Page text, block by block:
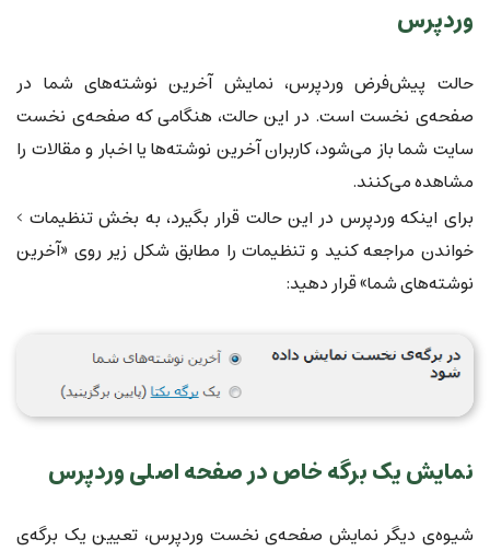
وردپرس
حالت پیش‌فرض وردپرس، نمایش آخرین نوشته‌های شما در
صفحه‌ی نخست است. در این حالت، هنگامی که صفحه‌ی نخست
سایت شما باز می‌شود، کاربران آخرین نوشته‌ها یا اخبار و مقالات را
مشاهده می‌کنند.
برای اینکه وردپرس در این حالت قرار بگیرد، به بخش تنظیمات >
خواندن مراجعه کنید و تنظیمات را مطابق شکل زیر روی «آخرین
نوشته‌های شما» قرار دهید:
نمایش یک برگه خاص در صفحه اصلی وردپرس
شیوه‌ی دیگر نمایش صفحه‌ی نخست وردپرس، تعیین یک برگه‌ی